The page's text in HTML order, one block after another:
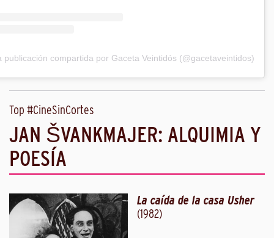
publicación compartida por Gaceta Veintidós (@gacetaveintidos)
Top #CineSinCortes
JAN ŠVANKMAJER: ALQUIMIA Y
POESÍA
La caída de la casa Usher
(1982)